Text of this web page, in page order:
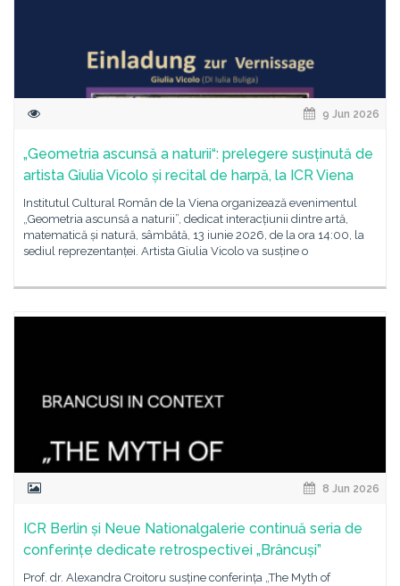
9 Jun 2026
„Geometria ascunsă a naturii“: prelegere susținută de
artista Giulia Vicolo și recital de harpă, la ICR Viena
Institutul Cultural Român de la Viena organizează evenimentul
„Geometria ascunsă a naturii”, dedicat interacțiunii dintre artă,
matematică și natură, sâmbătă, 13 iunie 2026, de la ora 14:00, la
sediul reprezentanței. Artista Giulia Vicolo va susține o
8 Jun 2026
ICR Berlin și Neue Nationalgalerie continuă seria de
conferințe dedicate retrospectivei „Brâncuși”
Prof. dr. Alexandra Croitoru susține conferința „The Myth of